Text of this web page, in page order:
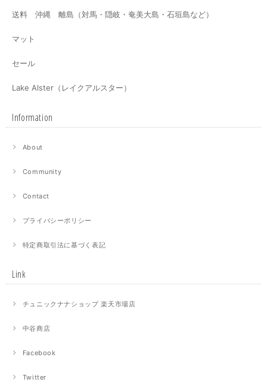
送料 沖縄 離島（対馬・隠岐・奄美大島・石垣島など）
マット
セール
Lake Alster（レイクアルスター）
Information
About
Community
Contact
プライバシーポリシー
特定商取引法に基づく表記
Link
チュニックナナショップ 楽天市場店
中谷商店
Facebook
Twitter